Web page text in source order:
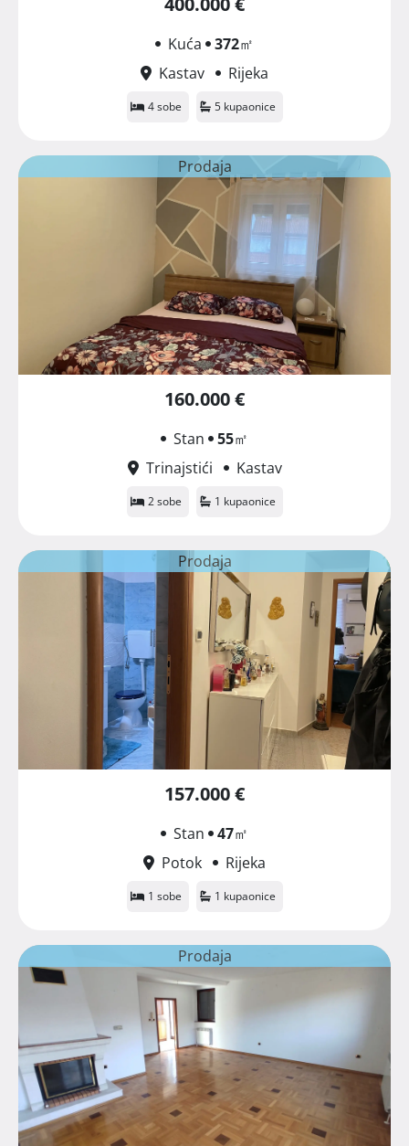
Kuća 372㎡
Kastav
Rijeka
4 sobe 5 kupaonice
Prodaja
160.000 €
Stan 55㎡
Trinajstići
Kastav
2 sobe 1 kupaonice
Prodaja
157.000 €
Stan 47㎡
Potok
Rijeka
1 sobe 1 kupaonice
Prodaja